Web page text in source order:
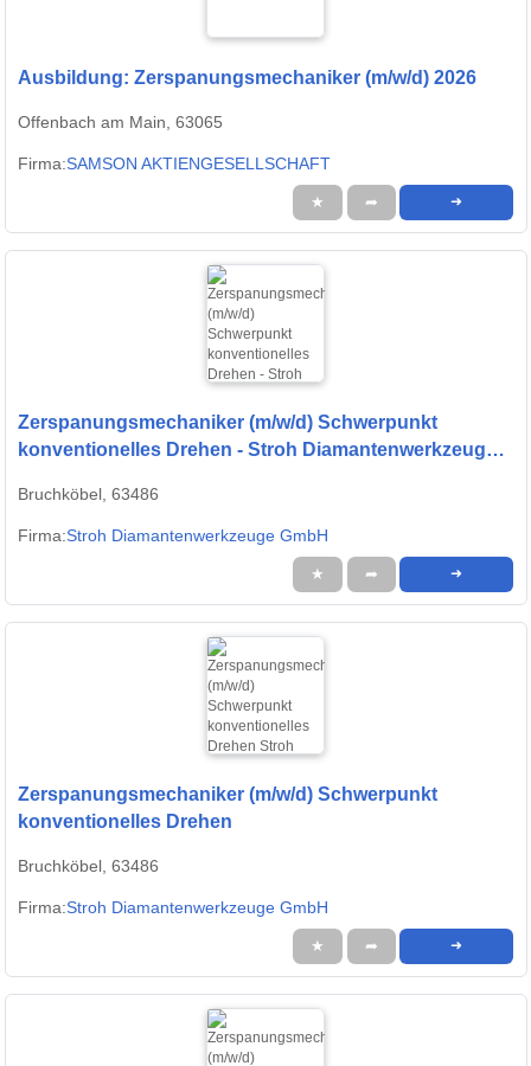
Ausbildung: Zerspanungsmechaniker (m/w/d) 2026
Offenbach am Main, 63065
Firma:SAMSON AKTIENGESELLSCHAFT
★ ➦ ➜
Zerspanungsmechaniker (m/w/d) Schwerpunkt
konventionelles Drehen - Stroh Diamantenwerkzeuge
Bruchköbel, 63486
Firma:Stroh Diamantenwerkzeuge GmbH
★ ➦ ➜
Zerspanungsmechaniker (m/w/d) Schwerpunkt
konventionelles Drehen
Bruchköbel, 63486
Firma:Stroh Diamantenwerkzeuge GmbH
★ ➦ ➜